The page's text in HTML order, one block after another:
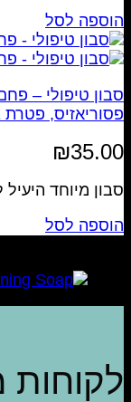
הוספה לסל
סבון טיפולי –
פסוריאזיס, פטרת
₪35.00
סבון מיוחד היעיל
הוספה לסל
לקוחות